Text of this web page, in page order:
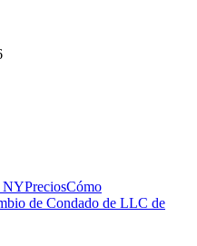
NYPreciosCómo
de Condado de LLC de